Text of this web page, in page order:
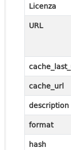
Licenza
URL
cache_url
description
format
hash